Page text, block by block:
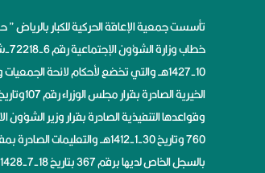
تأسست جمعية الإعاقة الحركية للكبار بالرياض
10-1427هــ والتي تخضع لأحكام لائحة
وقواعدها التنفيذية الصادرة بقرار وزير الشؤون
760 وتاريخ 30-1-1412هــ والتعليمات
بالسجل الخاص لديها برقم 367 بتاريخ 18-7-1428هــ.